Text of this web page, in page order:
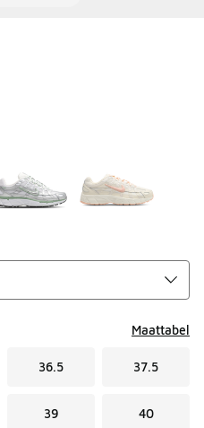
Maattabel
36.5 37.5
39 40